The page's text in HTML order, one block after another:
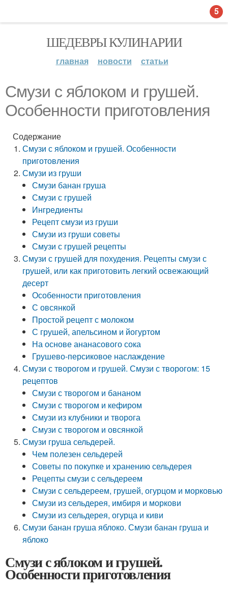
ШЕДЕВРЫ КУЛИНАРИИ
главная новости статьи
Смузи с яблоком и грушей.
Особенности приготовления
Содержание
Смузи с яблоком и грушей. Особенности
приготовления
Смузи из груши
Смузи банан груша
Смузи с грушей
Ингредиенты
Рецепт смузи из груши
Смузи из груши советы
Смузи с грушей рецепты
Смузи с грушей для похудения. Рецепты смузи с
грушей, или как приготовить легкий освежающий
десерт
Особенности приготовления
С овсянкой
Простой рецепт с молоком
С грушей, апельсином и йогуртом
На основе ананасового сока
Грушево-персиковое наслаждение
Смузи с творогом и грушей. Смузи с творогом: 15
рецептов
Смузи с творогом и бананом
Смузи с творогом и кефиром
Смузи из клубники и творога
Смузи с творогом и овсянкой
Смузи груша сельдерей.
Чем полезен сельдерей
Советы по покупке и хранению сельдерея
Рецепты смузи с сельдереем
Смузи с сельдереем, грушей, огурцом и морковью
Смузи из сельдерея, имбиря и моркови
Смузи из сельдерея, огурца и киви
Смузи банан груша яблоко. Смузи банан груша и
яблоко
Смузи с яблоком и грушей.
Особенности приготовления
5